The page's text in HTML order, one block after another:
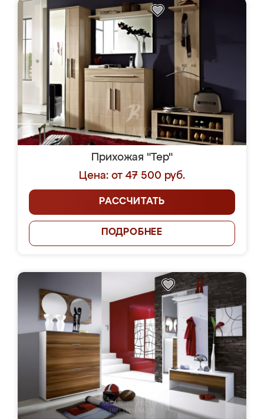
Прихожая "Тер"
Цена: от 47 500 руб.
РАССЧИТАТЬ
ПОДРОБНЕЕ